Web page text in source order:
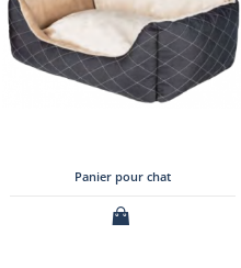
Panier pour chat